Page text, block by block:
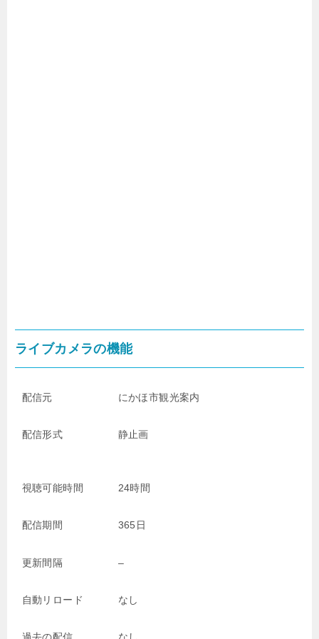
ライブカメラの機能
配信元 にかほ市観光案内
配信形式 静止画
視聴可能時間 24時間
配信期間 365日
更新間隔 –
自動リロード なし